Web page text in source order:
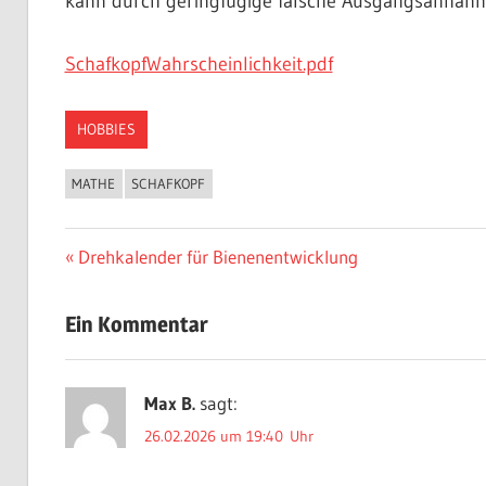
SchafkopfWahrscheinlichkeit.pdf
HOBBIES
MATHE SCHAFKOPF
Beitragsnavigation
Vorheriger
Drehkalender für Bienenentwicklung
Ein Kommentar
Max B. sagt:
26.02.2026 um 19:40 Uhr